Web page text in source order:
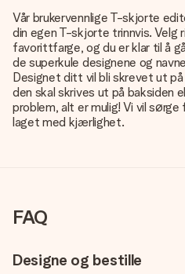
Vår brukervennlige T-skjorte
din egen T-skjorte trinnvis. Velg
favorittfarge, og du er klar til å
de superkule designene og
Designet ditt vil bli skrevet ut
den skal skrives ut på baksiden
problem, alt er mulig! Vi vil
laget med kjærlighet.
FAQ
Designe og bestille